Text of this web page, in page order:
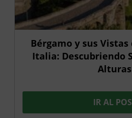
Bérgamo y sus Vistas
Italia: Descubriendo
Alturas
IR AL